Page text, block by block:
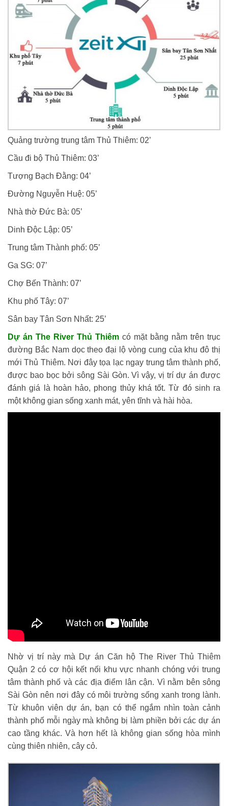
Quảng trường trung tâm Thủ Thiêm: 02’
Cầu đi bộ Thủ Thiêm: 03’
Tượng Bạch Đằng: 04’
Đường Nguyễn Huệ: 05’
Nhà thờ Đức Bà: 05’
Dinh Độc Lập: 05’
Trung tâm Thành phố: 05’
Ga SG: 07’
Chợ Bến Thành: 07’
Khu phố Tây: 07’
Sân bay Tân Sơn Nhất: 25’
Dự án The River Thủ Thiêm có mặt bằng nằm trên trục
đường Bắc Nam dọc theo đại lộ vòng cung của khu đô thị
mới Thủ Thiêm. Nơi đây tọa lạc ngay trung tâm thành phố,
được bao bọc bởi sông Sài Gòn. Vì vậy, vị trí dự án được
đánh giá là hoàn hảo, phong thủy khá tốt. Từ đó sinh ra
một không gian sống xanh mát, yên tĩnh và hài hòa.
Nhờ vị trí này mà Dự án Căn hộ The River Thủ Thiêm
Quận 2 có cơ hội kết nối khu vực nhanh chóng với trung
tâm thành phố và các địa điểm lân cận. Vì nằm bên sông
Sài Gòn nên nơi đây có môi trường sống xanh trong lành.
Từ khuôn viên dự án, bạn có thể ngắm nhìn toàn cảnh
thành phố mỗi ngày mà không bị làm phiền bởi các dự án
cao tầng khác. Và hơn hết là không gian sống hòa mình
cùng thiên nhiên, cây cỏ.